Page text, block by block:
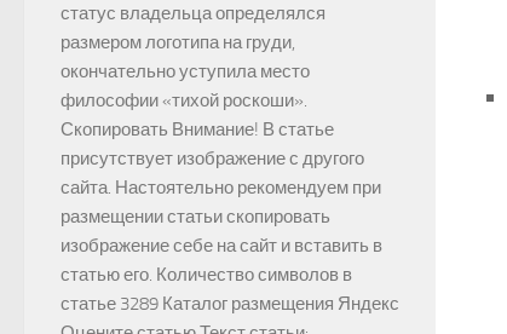
статус владельца определялся
размером логотипа на груди,
окончательно уступила место
философии «тихой роскоши».
Скопировать Внимание! В статье
присутствует изображение с другого
сайта. Настоятельно рекомендуем при
размещении статьи скопировать
изображение себе на сайт и вставить в
статью его. Количество символов в
статье 3289 Каталог размещения Яндекс